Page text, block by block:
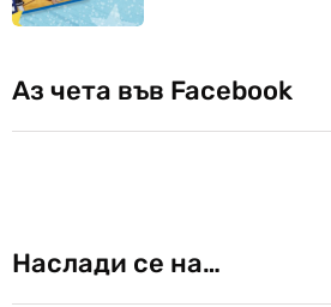
Аз чета във Facebook
Наслади се на…